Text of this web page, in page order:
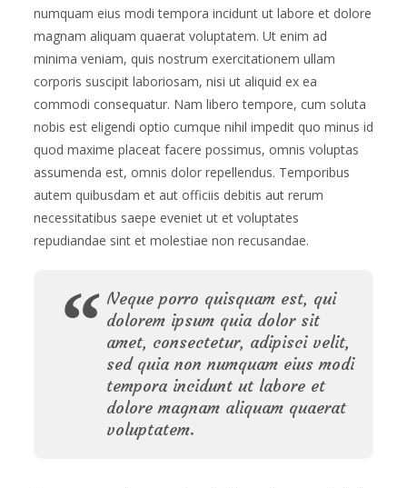
numquam eius modi tempora incidunt ut labore et dolore
magnam aliquam quaerat voluptatem. Ut enim ad
minima veniam, quis nostrum exercitationem ullam
corporis suscipit laboriosam, nisi ut aliquid ex ea
commodi consequatur. Nam libero tempore, cum soluta
nobis est eligendi optio cumque nihil impedit quo minus id
quod maxime placeat facere possimus, omnis voluptas
assumenda est, omnis dolor repellendus. Temporibus
autem quibusdam et aut officiis debitis aut rerum
necessitatibus saepe eveniet ut et voluptates
repudiandae sint et molestiae non recusandae.
Neque porro quisquam est, qui
dolorem ipsum quia dolor sit
amet, consectetur, adipisci velit,
sed quia non numquam eius modi
tempora incidunt ut labore et
dolore magnam aliquam quaerat
voluptatem.